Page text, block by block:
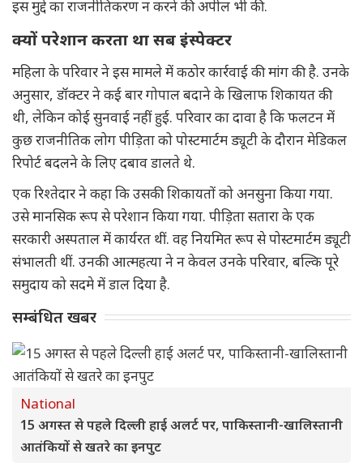
इस मुद्दे का राजनीतिकरण न करने की अपील भी की.
क्यों परेशान करता था सब इंस्पेक्टर
महिला के परिवार ने इस मामले में कठोर कार्रवाई की मांग की है. उनके
अनुसार, डॉक्टर ने कई बार गोपाल बदाने के खिलाफ शिकायत की
थी, लेकिन कोई सुनवाई नहीं हुई. परिवार का दावा है कि फलटन में
कुछ राजनीतिक लोग पीड़िता को पोस्टमार्टम ड्यूटी के दौरान मेडिकल
रिपोर्ट बदलने के लिए दबाव डालते थे.
एक रिश्तेदार ने कहा कि उसकी शिकायतों को अनसुना किया गया.
उसे मानसिक रूप से परेशान किया गया. पीड़िता सतारा के एक
सरकारी अस्पताल में कार्यरत थीं. वह नियमित रूप से पोस्टमार्टम ड्यूटी
संभालती थीं. उनकी आत्महत्या ने न केवल उनके परिवार, बल्कि पूरे
समुदाय को सदमे में डाल दिया है.
सम्बंधित खबर
National
15 अगस्त से पहले दिल्ली हाई अलर्ट पर, पाकिस्तानी-खालिस्तानी
आतंकियों से खतरे का इनपुट